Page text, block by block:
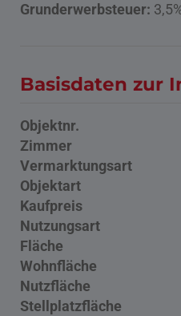
Grunderwerbsteuer:
Basisdaten zur
Objektnr.
Zimmer
Vermarktungsart
Objektart
Kaufpreis
Nutzungsart
Fläche
Wohnfläche
Nutzfläche
Stellplatzfläche